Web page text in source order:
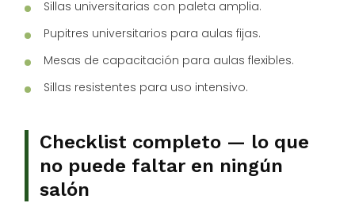
Sillas universitarias con paleta amplia.
Pupitres universitarios para aulas fijas.
Mesas de capacitación para aulas flexibles.
Sillas resistentes para uso intensivo.
Checklist completo — lo que
no puede faltar en ningún
salón